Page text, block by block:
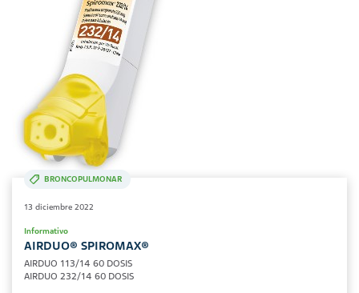
BRONCOPULMONAR
13 diciembre 2022
Informativo
AIRDUO® SPIROMAX®
AIRDUO 113/14 60 DOSIS
AIRDUO 232/14 60 DOSIS